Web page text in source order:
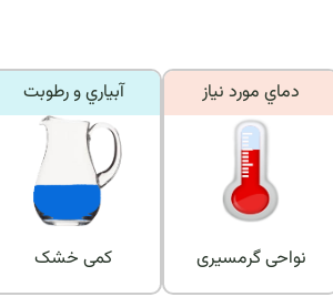
آبياري و رطوبت
کمی خشک
دماي مورد نياز
نواحی گرمسیری